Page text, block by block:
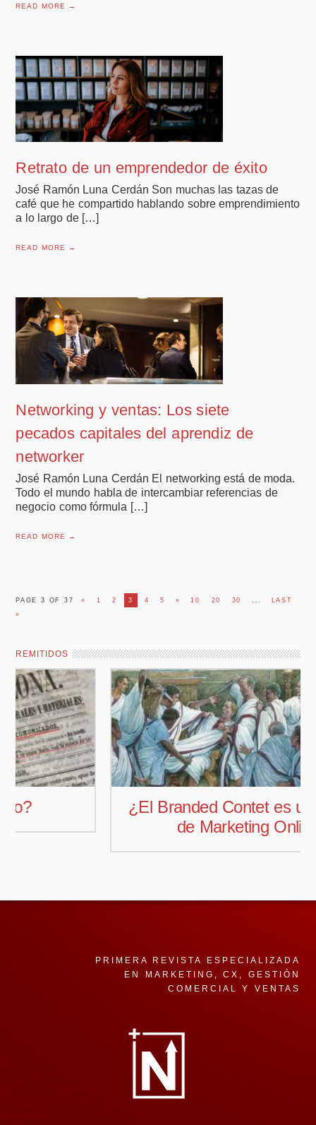
READ MORE →
Retrato de un emprendedor de éxito
José Ramón Luna Cerdán Son muchas las tazas de
café que he compartido hablando sobre emprendimiento
a lo largo de […]
READ MORE →
Networking y ventas: Los siete
pecados capitales del aprendiz de
networker
José Ramón Luna Cerdán El networking está de moda.
Todo el mundo habla de intercambiar referencias de
negocio como fórmula […]
READ MORE →
PAGE 3 OF 37 « 1 2 3 4 5 » 10 20 30
LAST
»
REMITIDOS
¿El Branded Contet es una técnica
de Marketing Online?
PRIMERA REVISTA ESPECIALIZADA
EN MARKETING, CX, GESTIÓN
COMERCIAL Y VENTAS